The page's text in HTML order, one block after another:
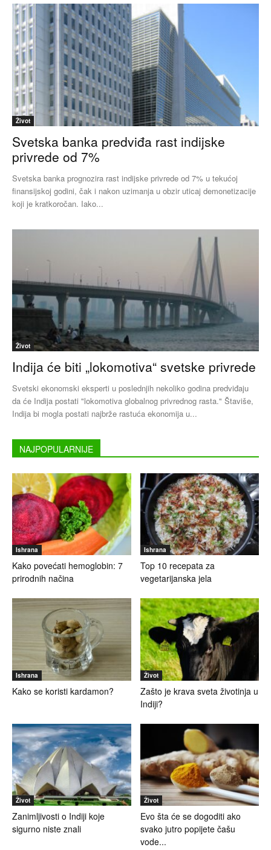
Život
Svetska banka predviđa rast indijske
privrede od 7%
Svetska banka prognozira rast indijske privrede od 7% u tekućoj
finansijskoj godini, čak i nakon uzimanja u obzir uticaj demonetizacije
koji je kratkoročan. Iako...
Život
Indija će biti „lokomotiva“ svetske privrede
Svetski ekonomski eksperti u poslednjih nekoliko godina predviđaju
da će Indija postati "lokomotiva globalnog privrednog rasta." Štaviše,
Indija bi mogla postati najbrže rastuća ekonomija u...
NAJPOPULARNIJE
Ishrana
Kako povećati hemoglobin: 7
prirodnih načina
Ishrana
Top 10 recepata za
vegetarijanska jela
Ishrana
Kako se koristi kardamon?
Život
Zašto je krava sveta životinja u
Indiji?
Život
Zanimljivosti o Indiji koje
sigurno niste znali
Život
Evo šta će se dogoditi ako
svako jutro popijete čašu
vode...